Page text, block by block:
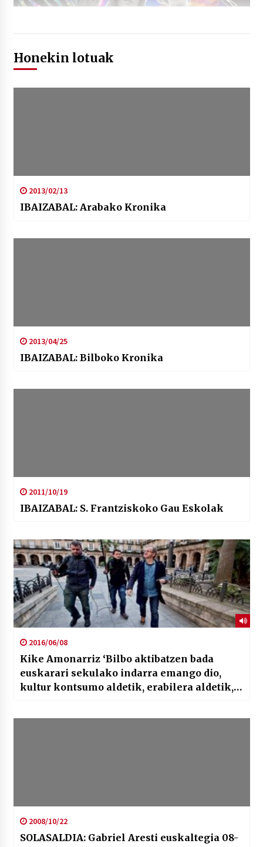
Honekin lotuak
2013/02/13
IBAIZABAL: Arabako Kronika
2013/04/25
IBAIZABAL: Bilboko Kronika
2011/10/19
IBAIZABAL: S. Frantziskoko Gau Eskolak
2016/06/08
Kike Amonarriz ‘Bilbo aktibatzen bada
euskarari sekulako indarra emango dio,
kultur kontsumo aldetik, erabilera aldetik,
2008/10/22
SOLASALDIA: Gabriel Aresti euskaltegia 08-